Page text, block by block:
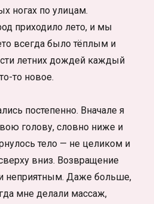
ногах по улицам.
приходило лето, и мы
всегда было тёплым и
летних дождей каждый
то новое.
постепенно. Вначале я
голову, словно ниже и
тело — не целиком и
вниз. Возвращение
неприятным. Даже больше,
мне делали массаж,